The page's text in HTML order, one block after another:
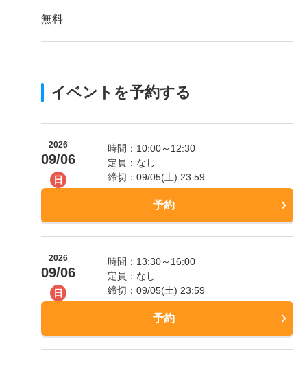
無料
イベントを予約する
2026
09/06
日
時間：10:00～12:30
定員：なし
締切：09/05(土) 23:59
予約
2026
09/06
日
時間：13:30～16:00
定員：なし
締切：09/05(土) 23:59
予約